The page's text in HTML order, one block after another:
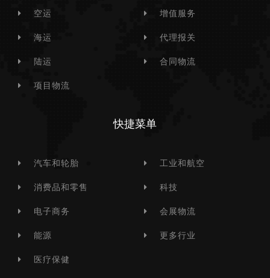
空运
海运
陆运
项目物流
增值服务
代理报关
合同物流
快捷菜单
汽车和轮胎
消费品和零售
电子商务
能源
医疗保健
工业和航空
科技
会展物流
更多行业